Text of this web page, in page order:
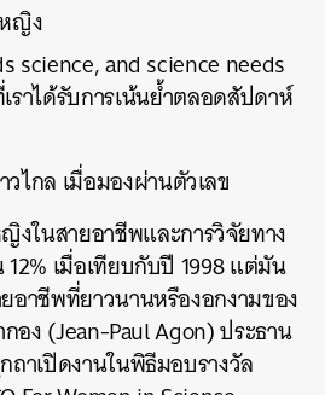
ญิง
science, and science needs
ราได้รับการเน้นย้ำตลอดสัปดาห์
ไกล เมื่อมองผ่านตัวเลข
ในสายอาชีพและการวิจัยทาง
เมื่อเทียบกับปี 1998 แต่มัน
อาชีพที่ยาวนานหรืองอกงามของ
อง (Jean-Paul Agon) ประธาน
าเปิดงานในพิธีมอบรางวัล